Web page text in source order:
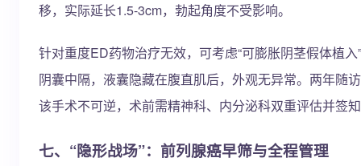
移，实际延长1.5-3cm，勃起角度不受影响。
针对重度ED药物治疗无效，可考虑“可膨胀阴茎假体植
阴囊中隔，液囊隐藏在腹直肌后，外观无异常。两年随
该手术不可逆，术前需精神科、内分泌科双重评估并签
七、“隐形战场”：前列腺癌早筛与全程管理